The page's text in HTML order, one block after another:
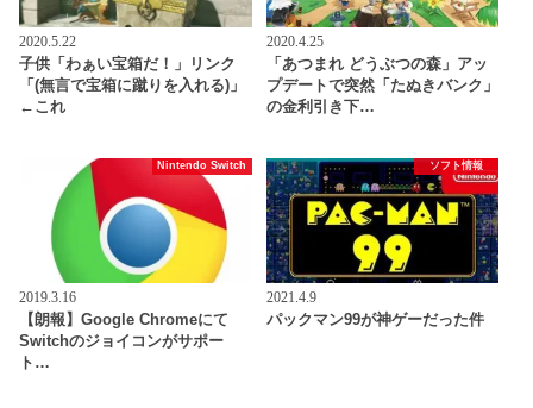
2020.5.22
子供「わぁい宝箱だ！」リンク
「(無言で宝箱に蹴りを入れる)」
←これ
2020.4.25
「あつまれ どうぶつの森」アッ
プデートで突然「たぬきバンク」
の金利引き下…
Nintendo Switch
2019.3.16
【朗報】Google Chromeにて
Switchのジョイコンがサポー
ト…
ソフト情報
2021.4.9
パックマン99が神ゲーだった件